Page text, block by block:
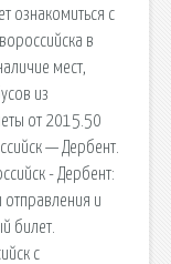
ознакомиться с
в
мест,
из
от 2015.50
— Дербент.
- Дербент:
и
билет.
с